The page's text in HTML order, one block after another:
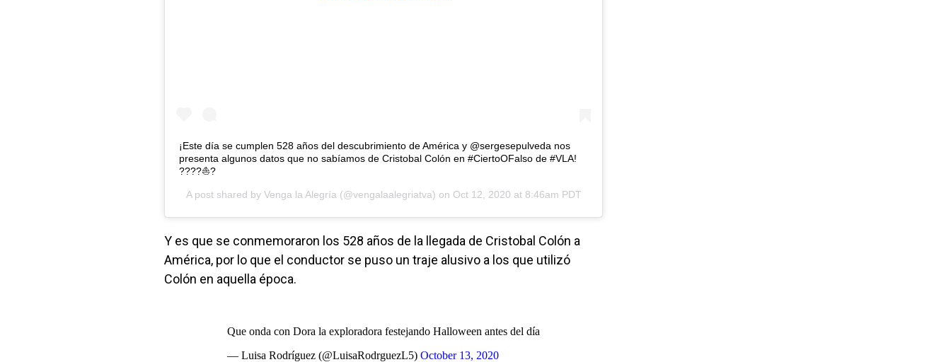
¡Este día se cumplen 528 años del descubrimiento de América y @sergesepulveda nos
presenta algunos datos que no sabíamos de Cristobal Colón en #CiertoOFalso de #VLA!
????⛵️?
A post shared by Venga la Alegría (@vengalaalegriatva) on Oct 12, 2020 at 8:46am PDT
Y es que se conmemoraron los 528 años de la llegada de Cristobal Colón a
América, por lo que el conductor se puso un traje alusivo a los que utilizó
Colón en aquella época.
Que onda con Dora la exploradora festejando Halloween antes del día
— Luisa Rodríguez (@LuisaRodrguezL5) October 13, 2020